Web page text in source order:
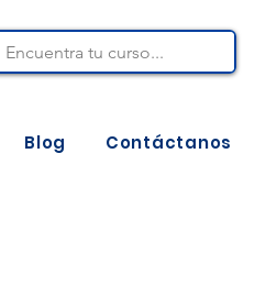
Blog Contáctanos